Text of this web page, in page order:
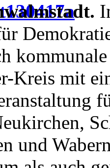
Kreis mit
und